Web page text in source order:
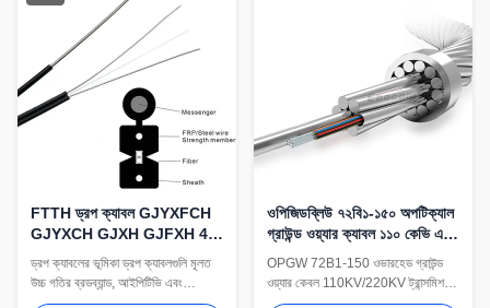
FTTH ড্রপ ক্যাবল GJYXFCH
GJYXCH GJXH GJFXH 4
কোর G657A1 G652D LSZH
পিভিসি জ্যাকেট
ড্রপ ক্যাবলের ভূমিকা ড্রপ ক্যাবলগুলি মূলত
উচ্চ গতির ব্রডব্যান্ড, আইপিটিভি এবং
ভিওআইপি পরিষেবাগুলি শেষ ব্যবহারকারীদের
ওপিজিডব্লিউ ৭২বি১-১৫০ অপটিক্যাল
গ্রাউন্ড ওয়্যার ক্যাবল ১১০ কেভি এবং
২২০ কেভি ট্রান্সমিশন লাইনের জন্য ৭২
কোর ফাইবার অপটিক্স সহ
OPGW 72B1-150 ওভারহেড গ্রাউন্ড
ওয়্যার কেবল 110KV/220KV ট্রান্সমিশন
লাইনের জন্য বজ্র সুরক্ষা এবং ফাইবার অপটিক